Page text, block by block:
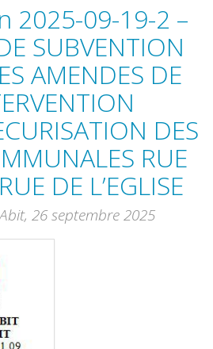
2025-09-19-2 –
SUBVENTION
AMENDES DE
DES
RUE
DE L’EGLISE
26 septembre 2025